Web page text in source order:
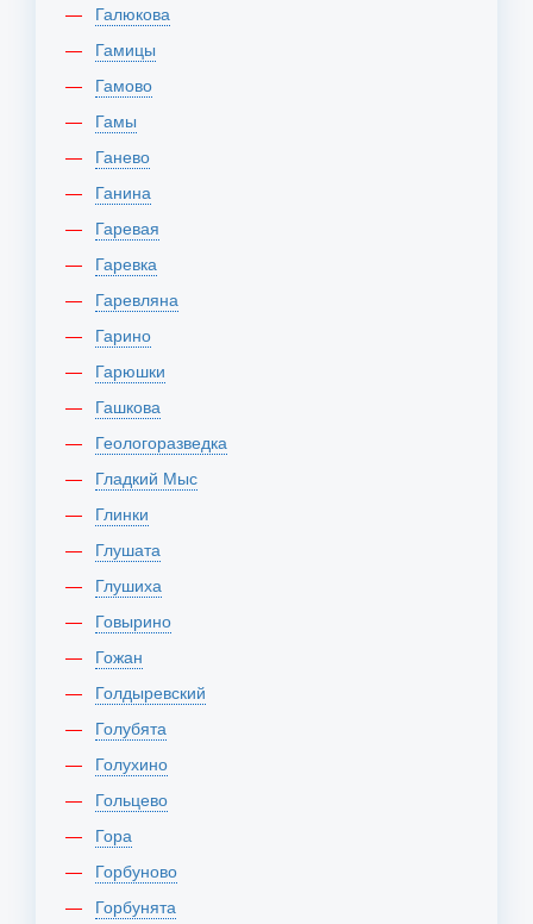
Галюкова
Гамицы
Гамово
Гамы
Ганево
Ганина
Гаревая
Гаревка
Гаревляна
Гарино
Гарюшки
Гашкова
Геологоразведка
Гладкий Мыс
Глинки
Глушата
Глушиха
Говырино
Гожан
Голдыревский
Голубята
Голухино
Гольцево
Гора
Горбуново
Горбунята